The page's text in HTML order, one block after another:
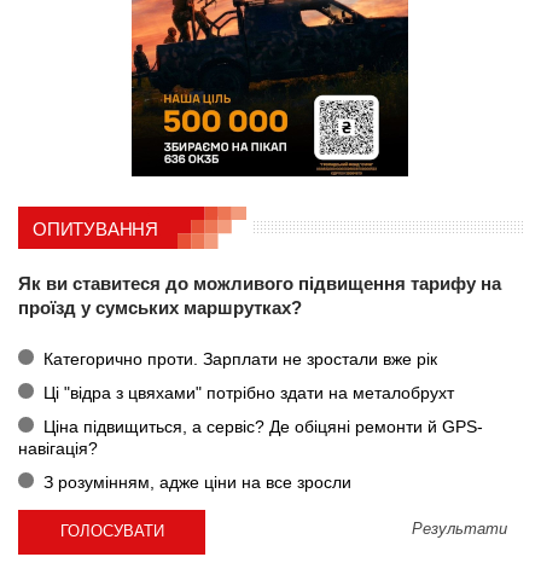
ОПИТУВАННЯ
Як ви ставитеся до можливого підвищення тарифу на
проїзд у сумських маршрутках?
Категорично проти. Зарплати не зростали вже рік
Ці "відра з цвяхами" потрібно здати на металобрухт
Ціна підвищиться, а сервіс? Де обіцяні ремонти й GPS-
навігація?
З розумінням, адже ціни на все зросли
Результати